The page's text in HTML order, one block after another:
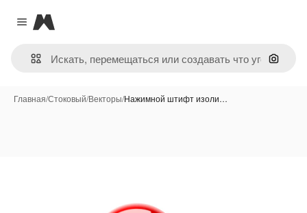
Close menu
Magnific
Поиск
Главная/Стоковый/Векторы/Нажимной штифт изоли…